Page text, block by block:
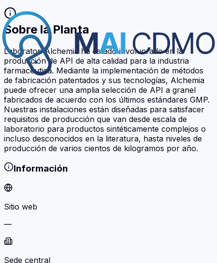
Sobre la Planta
Laboratori Alchemia ha estado involucrado en la
producción de API de alta calidad para la industria
farmacéutica. Mediante la implementación de métodos
de fabricación patentados y sus tecnologías, Alchemia
puede ofrecer una amplia selección de API a granel
fabricados de acuerdo con los últimos estándares GMP.
Nuestras instalaciones están diseñadas para satisfacer
requisitos de producción que van desde escala de
laboratorio para productos sintéticamente complejos o
incluso desconocidos en la literatura, hasta niveles de
producción de varios cientos de kilogramos por año.
Información
Sitio web
—
Sede central